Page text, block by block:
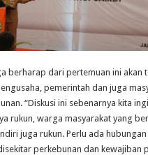
berharap dari pertemuan ini akan
pemerintah dan juga
“Diskusi ini sebenarnya kita
rukun, warga masyarakat yang
juga rukun. Perlu ada
perkebunan dan kewajiban